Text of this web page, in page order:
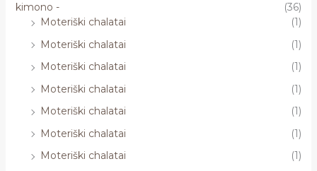
kimono -
(36)
Moteriški chalatai
(1)
Moteriški chalatai
(1)
Moteriški chalatai
(1)
Moteriški chalatai
(1)
Moteriški chalatai
(1)
Moteriški chalatai
(1)
Moteriški chalatai
(1)